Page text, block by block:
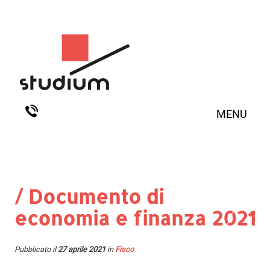
MENU
/ Documento di
economia e finanza 2021
Pubblicato il27 aprile 2021in Fisco